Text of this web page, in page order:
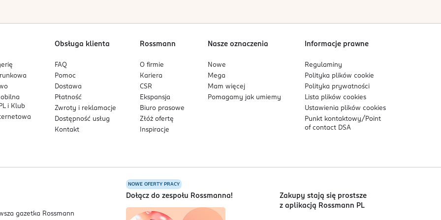
się również w ciepłym i wilgotnym klimacie dzięki lekkiej, łatwo rozprowadzającej się teksturze.
ani ponad 80 substancji znajdujących się na światowych listach wykluczeń regulacyjnych.
i Klub
Obsługa klienta
FAQ
Pomoc
Dostawa
Płatność
Zwroty i reklamacje
Dostępność usług
Kontakt
Rossmann
O firmie
Kariera
CSR
Ekspansja
Biuro prasowe
Złóż ofertę
Inspiracje
Nasze oznaczenia
Nowe
Mega
Mam więcej
Pomagamy jak umiemy
Informacje prawne
Regulaminy
Polityka plikówcookie
Polityka prywatności
Lista plikówcookies
Ustawienia plikówcookies
Punkt kontaktowy/ Point
of contact DSA
NOWE OFERTY PRACY
Dołącz do zespołu Rossmanna!
Zakupy stają się prostsze
z aplikacją Rossmann PL